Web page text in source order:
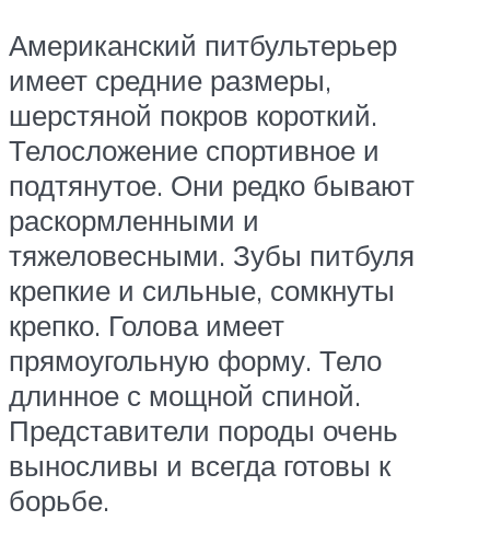
Американский питбультерьер
имеет средние размеры,
шерстяной покров короткий.
Телосложение спортивное и
подтянутое. Они редко бывают
раскормленными и
тяжеловесными. Зубы питбуля
крепкие и сильные, сомкнуты
крепко. Голова имеет
прямоугольную форму. Тело
длинное с мощной спиной.
Представители породы очень
выносливы и всегда готовы к
борьбе.